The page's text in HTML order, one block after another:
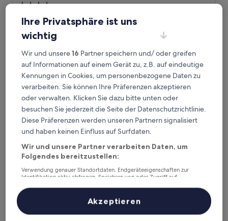
4.0-
Sterne-
Unterkunft
Chinatown, 2,9 km von Station Minamiota entfernt
von
Außergewöhnlich,
(1.046
Bewertungen)
9,6/10 Außergewöhnlich
Preis
beträgt
72 €
31. Aug.–1. Sept.
InterContinental Yokohama Grand by
IHG
InterContinental Yokohama Grand by IHG
InterContinental Yokohama Grand by IHG
Ihre Privatsphäre ist uns
wichtig
Wir und unsere16 Partner speichern und/ oder greifen
auf Informationen auf einem Gerät zu, z.B. auf eindeutige
Kennungen in Cookies, um personenbezogene Daten zu
verarbeiten. Sie können Ihre Präferenzen akzeptieren
oder verwalten. Klicken Sie dazu bitte unten oder
besuchen Sie jederzeit die Seite der Datenschutzrichtlinie.
Diese Präferenzen werden unseren Partnern signalisiert
und haben keinen Einfluss auf Surfdaten.
Wir und unsere Partner verarbeiten Daten, um
Folgendes bereitzustellen:
Verwendung genauer Standortdaten. Endgeräteeigenschaften zur
Identifikation aktiv abfragen. Speichern von oder Zugriff auf
Inhalte, Messung von Werbeleistung und der Performance von Inhalten,
Zielgruppenforschung sowie Entwicklung und Verbesserung von
Liste der Partner (Lieferanten)
Akzeptieren